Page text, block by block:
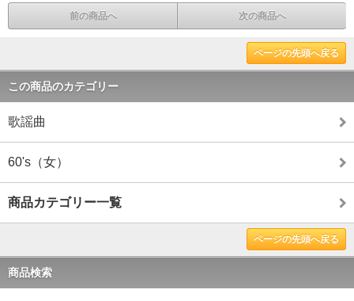
前の商品へ 次の商品へ
ページの先頭へ戻る
この商品のカテゴリー
歌謡曲
60's（女）
商品カテゴリー一覧
ページの先頭へ戻る
商品検索